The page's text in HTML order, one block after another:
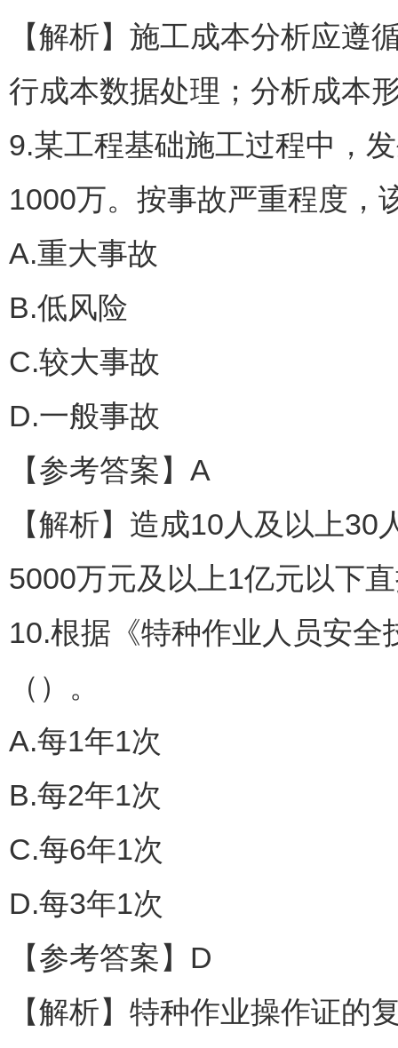
【解析】施工成本分析应遵
行成本数据处理；分析成本
9.某工程基础施工过程中，
1000万。按事故严重程度，
A.重大事故
B.低风险
C.较大事故
D.一般事故
【参考答案】A
【解析】造成10人及以上
5000万元及以上1亿元以下
10.根据《特种作业人员安
（）。
A.每1年1次
B.每2年1次
C.每6年1次
D.每3年1次
【参考答案】D
【解析】特种作业操作证的